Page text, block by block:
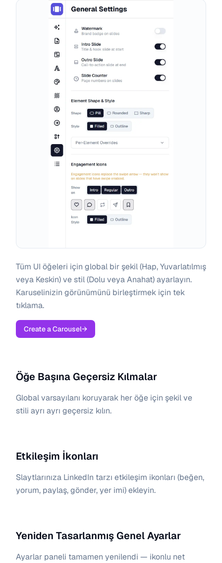
Tüm UI öğeleri için global bir şekil (Hap, Yuvarlatılmış
veya Keskin) ve stil (Dolu veya Anahat) ayarlayın.
Karuselinizin görünümünü birleştirmek için tek
tıklama.
Create a Carousel→
Öğe Başına Geçersiz Kılmalar
Global varsayılanı koruyarak her öğe için şekil ve
stili ayrı ayrı geçersiz kılın.
Etkileşim İkonları
Slaytlarınıza LinkedIn tarzı etkileşim ikonları (beğen,
yorum, paylaş, gönder, yer imi) ekleyin.
Yeniden Tasarlanmış Genel Ayarlar
Ayarlar paneli tamamen yenilendi — ikonlu net